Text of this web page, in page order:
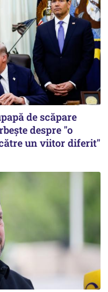
de scăpare
despre "o
un viitor diferit"